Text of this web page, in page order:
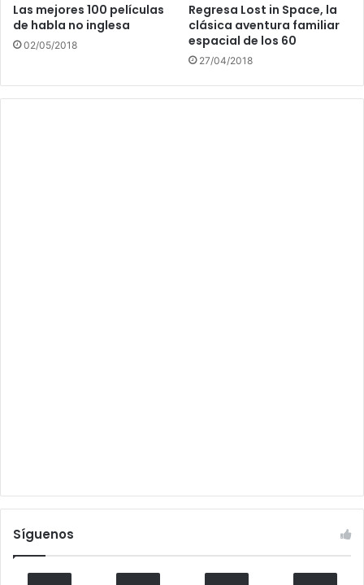
Las mejores 100 películas
de habla no inglesa
02/05/2018
Regresa Lost in Space, la
clásica aventura familiar
espacial de los 60
27/04/2018
Síguenos